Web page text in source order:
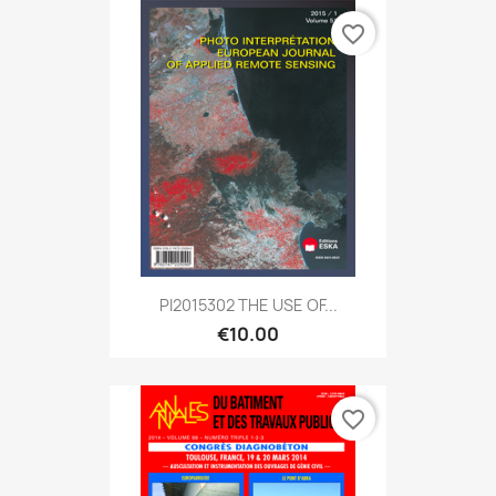
PI2015302 THE USE OF...
€10.00
favorite_border
favorite_border